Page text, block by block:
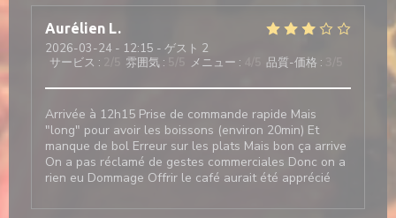
Aurélien L
2026-03-24 - 12:15 - ゲスト 2
サービス : 雰囲気 : メニュー : 品質-価格 :
Arrivée à 12h15 Prise de commande rapide Mais
"long" pour avoir les boissons (environ 20min) Et
manque de bol Erreur sur les plats Mais bon ça arrive
On a pas réclamé de gestes commerciales Donc on a
rien eu Dommage Offrir le café aurait été apprécié